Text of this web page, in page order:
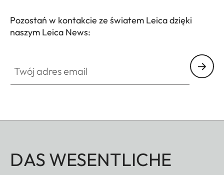
Pozostań w kontakcie ze światem Leica dzięki
naszym Leica News:
DAS WESENTLICHE